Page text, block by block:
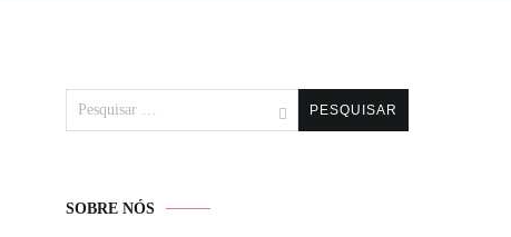
por:
SOBRE NÓS